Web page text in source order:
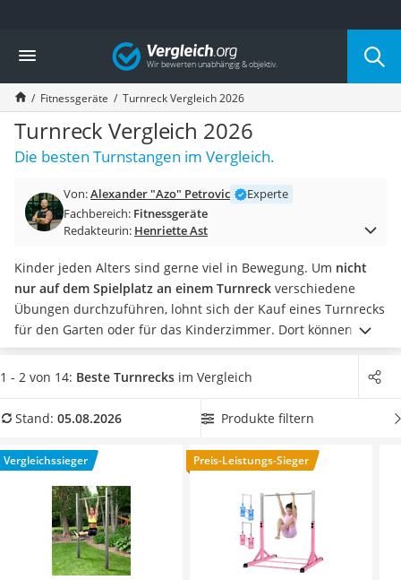
Die beliebtesten Vergleiche nach Kategorie
Freizeit & Sport
Gartentrampolin
Trampolin
Metalldetektor
Eufab-Fahrradträger
Trampolin 366 cm
Aluminium-Koffer
Futterboot
E-Bike-Dreirad
Trekkingschuhe Herren
Reisetasche mit Rollen
Klimmzugstation
Koffer
Nachtsichtgerät
Handgepäck-Koffer
Wanderschuhe Herren
Sicherheitsweste Reiten
Vergleich
Fitnessgeräte Turnreck Vergleich 2026
Turnreck Vergleich 2026
Die besten Turnstangen im Vergleich.
Von:Alexander "Azo" Petrovic
Experte
Fachbereich: Fitnessgeräte
Redakteurin: Henriette Ast
Kinder jeden Alters sind gerne viel in Bewegung. Um nicht
nur auf dem Spielplatz an einem Turnreck verschiedene
Übungen durchzuführen, lohnt sich der Kauf eines Turnrecks
für den Garten oder für das Kinderzimmer. Dort können sich
Kinder weiter austoben. Laut Tests im Internet stehen sowohl
Einzel- als auch Doppelrecks zur Auswahl. Wählen Sie jetzt
stabilist, wennmehrere Kinder daran turnen. Überzeugt hat
Einfach-Turnreck Starterhorn* mit seinen Eigenschaften.
1 - 2 von 14: Beste Turnrecks im Vergleich
Stand: 05.08.2026 Produkte filtern
Vergleichssieger Preis-Leistungs-Sieger